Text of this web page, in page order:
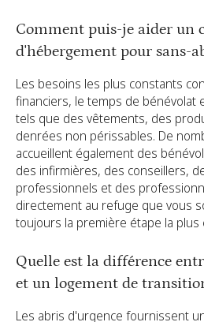
Comment puis-je aider un
d'hébergement pour sans-
Les besoins les plus constants
financiers, le temps de bénévolat
tels que des vêtements, des
denrées non périssables. De
accueillent également des
des infirmières, des conseillers,
professionnels et des
directement au refuge que vous
toujours la première étape la plus
Quelle est la différence
et un logement de
Les abris d'urgence fournissent